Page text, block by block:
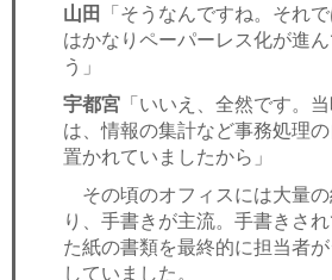
山田 「そうなんですね。それ
はかなりペーパーレス化が進
う」
宇都宮 「いいえ、全然です。
は、情報の集計など事務処理
置かれていましたから」
その頃のオフィスには大量
り、手書きが主流。手書きさ
た紙の書類を最終的に担当者
していました。